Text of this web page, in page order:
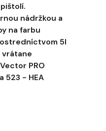
nádržkou a
na farbu
5l
vrátane
PRO
523 - HEA